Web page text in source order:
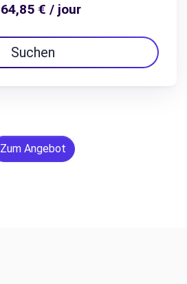
64,85 € / jour
Suchen
Zum Angebot